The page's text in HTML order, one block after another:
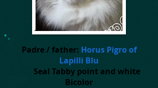
Padre / father: Horus Pigro of
Lapilli Blu
Seal Tabby point and white
Bicolor